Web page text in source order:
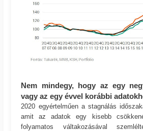
Nem mindegy, hogy az egy
vagy az egy évvel korábbi
2020 egyértelműen a stagnálás
amit az adatok egy kisebb
folyamatos váltakozásával